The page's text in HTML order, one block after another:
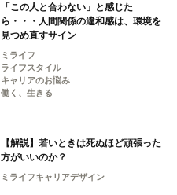
「この人と合わない」と感じた
ら・・・人間関係の違和感は、環境を
見つめ直すサイン
ミライフ
ライフスタイル
キャリアのお悩み
働く、生きる
【解説】若いときは死ぬほど頑張った
方がいいのか？
ミライフキャリアデザイン